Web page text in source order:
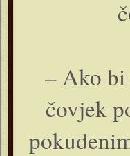
– Ako bi
čovjek